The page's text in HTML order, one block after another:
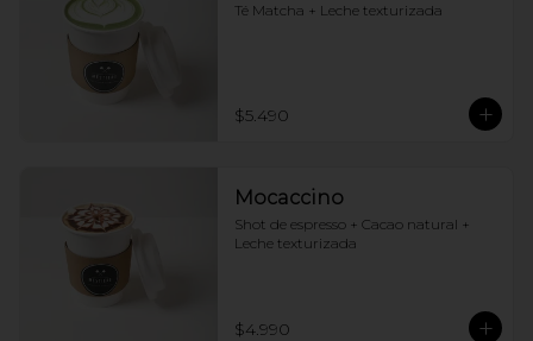
Té Matcha + Leche texturizada
$5.490
Mocaccino
Shot de espresso + Cacao natural +
Leche texturizada
$4.990